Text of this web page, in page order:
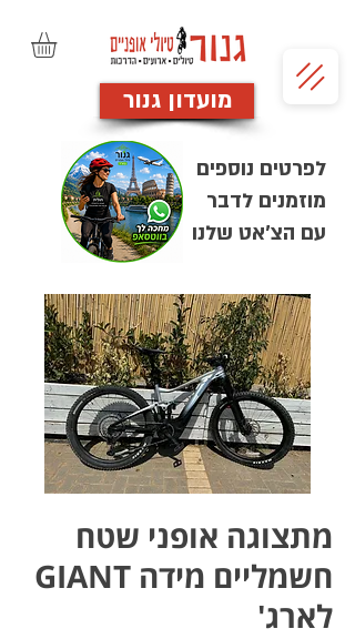
מועדון גנור
לפרטים נוספים
מוזמנים לדבר
עם הצ'אט שלנו
מתצוגה אופני שטח
חשמליים מידה GIANT
לארג'